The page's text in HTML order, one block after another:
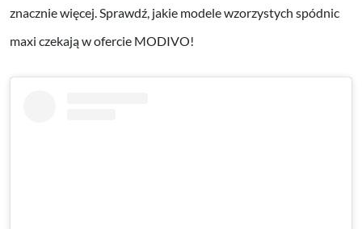
znacznie więcej. Sprawdź, jakie modele wzorzystych spódnic
maxi czekają w ofercie MODIVO!